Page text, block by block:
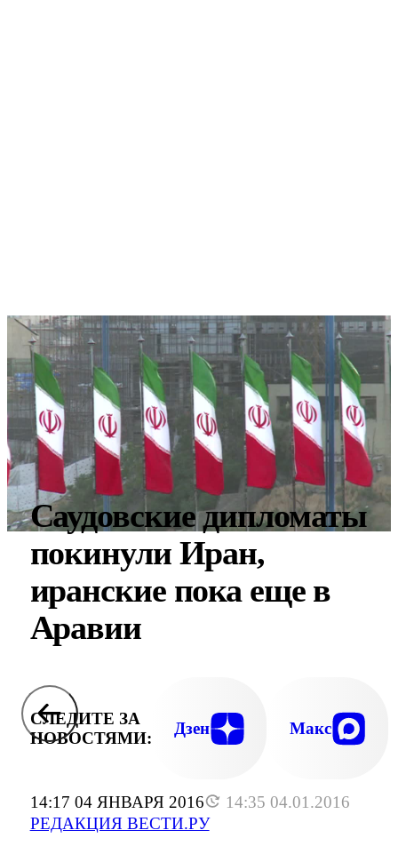
14:17 04 ЯНВАРЯ 2016
14:35 04.01.2016
РЕДАКЦИЯ ВЕСТИ.РУ
Саудовские дипломаты
покинули Иран,
иранские пока еще в
Аравии
СЛЕДИТЕ ЗА
НОВОСТЯМИ:
Дзен Макс